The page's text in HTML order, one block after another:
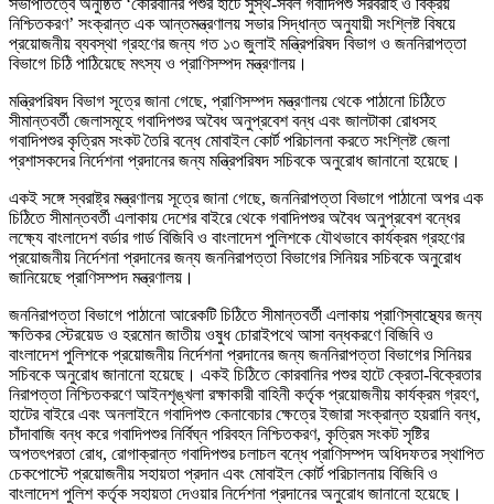
নিশ্চিতকরণ’ সংক্রান্ত এক আন্তমন্ত্রণালয় সভার সিদ্ধান্ত অনুযায়ী সংশ্লিষ্ট বিষয়ে
প্রয়োজনীয় ব্যবস্থা গ্রহণের জন্য গত ১৩ জুলাই মন্ত্রিপরিষদ বিভাগ ও জননিরাপত্তা
বিভাগে চিঠি পাঠিয়েছে মৎস্য ও প্রাণিসম্পদ মন্ত্রণালয়।
মন্ত্রিপরিষদ বিভাগ সূত্রে জানা গেছে, প্রাণিসম্পদ মন্ত্রণালয় থেকে পাঠানো চিঠিতে
সীমান্তবর্তী জেলাসমূহে গবাদিপশুর অবৈধ অনুপ্রবেশ বন্ধ এবং জালটাকা রোধসহ
গবাদিপশুর কৃত্রিম সংকট তৈরি বন্ধে মোবাইল কোর্ট পরিচালনা করতে সংশ্লিষ্ট জেলা
প্রশাসকদের নির্দেশনা প্রদানের জন্য মন্ত্রিপরিষদ সচিবকে অনুরোধ জানানো হয়েছে।
একই সঙ্গে স্বরাষ্ট্র মন্ত্রণালয় সূত্রে জানা গেছে, জননিরাপত্তা বিভাগে পাঠানো অপর এক
চিঠিতে সীমান্তবর্তী এলাকায় দেশের বাইরে থেকে গবাদিপশুর অবৈধ অনুপ্রবেশ বন্ধের
লক্ষ্যে বাংলাদেশ বর্ডার গার্ড বিজিবি ও বাংলাদেশ পুলিশকে যৌথভাবে কার্যক্রম গ্রহণের
প্রয়োজনীয় নির্দেশনা প্রদানের জন্য জননিরাপত্তা বিভাগের সিনিয়র সচিবকে অনুরোধ
জানিয়েছে প্রাণিসম্পদ মন্ত্রণালয়।
জননিরাপত্তা বিভাগে পাঠানো আরেকটি চিঠিতে সীমান্তবর্তী এলাকায় প্রাণিস্বাস্থ্যের জন্য
ক্ষতিকর স্টেরয়েড ও হরমোন জাতীয় ওষুধ চোরাইপথে আসা বন্ধকরণে বিজিবি ও
বাংলাদেশ পুলিশকে প্রয়োজনীয় নির্দেশনা প্রদানের জন্য জননিরাপত্তা বিভাগের সিনিয়র
সচিবকে অনুরোধ জানানো হয়েছে। একই চিঠিতে কোরবানির পশুর হাটে ক্রেতা-বিক্রেতার
নিরাপত্তা নিশ্চিতকরণে আইনশৃঙ্খলা রক্ষাকারী বাহিনী কর্তৃক প্রয়োজনীয় কার্যক্রম গ্রহণ,
হাটের বাইরে এবং অনলাইনে গবাদিপশু কেনাবেচার ক্ষেত্রে ইজারা সংক্রান্ত হয়রানি বন্ধ,
চাঁদাবাজি বন্ধ করে গবাদিপশুর নির্বিঘ্ন পরিবহন নিশ্চিতকরণ, কৃত্রিম সংকট সৃষ্টির
অপতৎপরতা রোধ, রোগাক্রান্ত গবাদিপশুর চলাচল বন্ধে প্রাণিসম্পদ অধিদফতর স্থাপিত
চেকপোস্টে প্রয়োজনীয় সহায়তা প্রদান এবং মোবাইল কোর্ট পরিচালনায় বিজিবি ও
বাংলাদেশ পুলিশ কর্তৃক সহায়তা দেওয়ার নির্দেশনা প্রদানের অনুরোধ জানানো হয়েছে।